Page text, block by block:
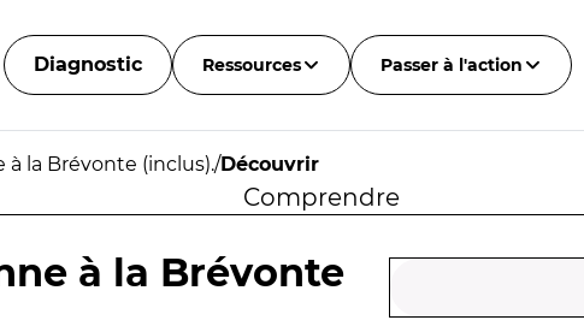
Diagnostic Ressources Passer à l'action
à la Brévonte (inclus)./Découvrir
Comprendre
à la Brévonte